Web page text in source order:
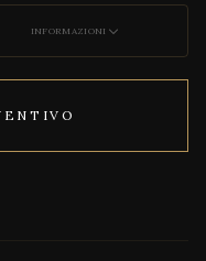
INFORMAZIONI